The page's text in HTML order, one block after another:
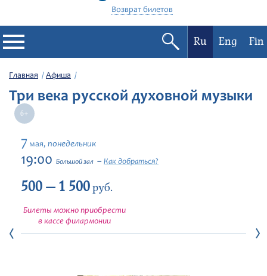
Возврат билетов
Филармония
Афиша
Фестивали
Абонементы
Контакты
Ru Eng Fin
Главная Афиша
Три века русской духовной музыки
7 мая, понедельник
19:00 Большой зал Как добраться?
500 — 1 500руб.
Билеты можно приобрести
в кассе филармонии